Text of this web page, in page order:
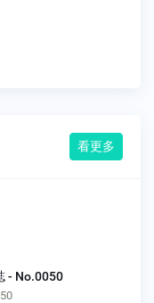
看更多
- No.0050